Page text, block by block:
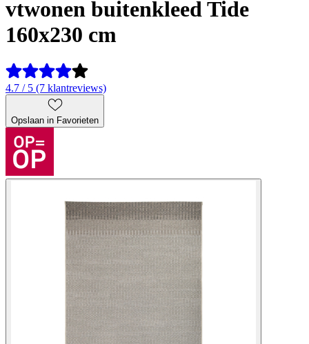
vtwonen buitenkleed Tide
160x230 cm
4.7 / 5 (7 klantreviews)
Opslaan in Favorieten